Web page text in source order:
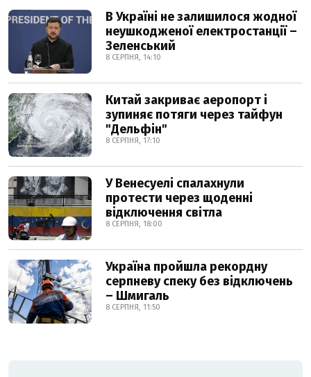
В Україні не залишилося жодної
неушкодженої електростанції –
Зеленський
8 СЕРПНЯ, 14:10
Китай закриває аеропорт і
зупиняє потяги через тайфун
"Дельфін"
8 СЕРПНЯ, 17:10
У Венесуелі спалахнули
протести через щоденні
відключення світла
8 СЕРПНЯ, 18:00
Україна пройшла рекордну
серпневу спеку без відключень
– Шмигаль
8 СЕРПНЯ, 11:50